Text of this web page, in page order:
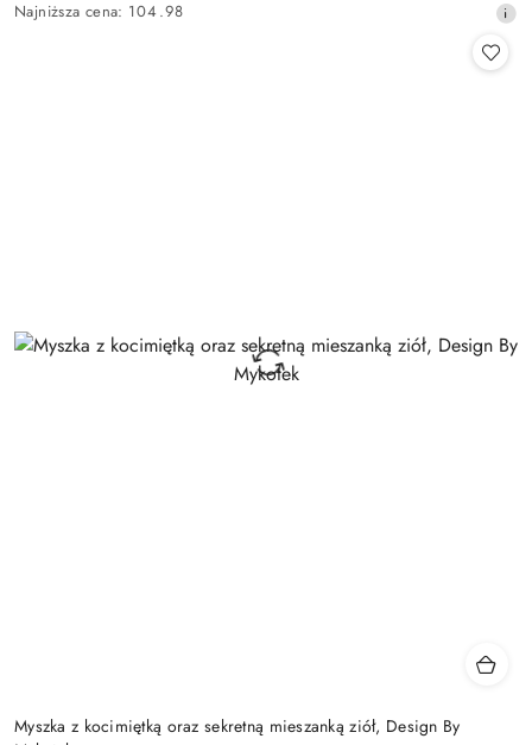
promocyjna:
Najniższa
Najniższa cena: 104.98
Myszka z kocimiętką oraz sekretną mieszanką ziół, Design By